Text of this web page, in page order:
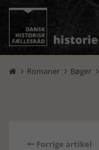
 Romaner  Bøger 
Forrige artikel